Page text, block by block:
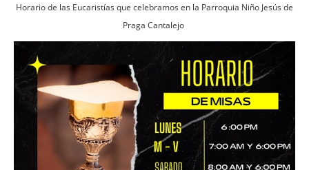
Horario de las Eucaristías que celebramos en la Parroquia Niño Jesús de
Praga Cantalejo
Imagen